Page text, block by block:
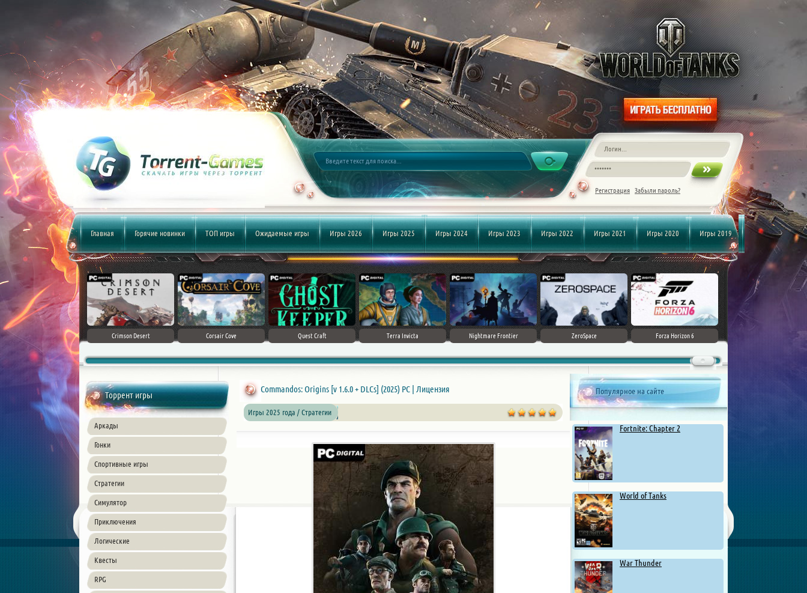
Регистрация Забыли пароль?
Главная Горячие новинки ТОП игры Ожидаемые игры Игры 2026 Игры 2025 Игры 2024 Игры 2023 Игры 2022 Игры 2021 Игры 2020 Игры 2019
Sudden Strike 5 Crimson Desert Corsair Cove Quest Craft Terra Invicta Nightmare Frontier ZeroSpace Forza Horizon 6
Торрент игры
Аркады
Гонки
Спортивные игры
Стратегии
Симулятор
Приключения
Логические
Квесты
RPG
Популярное на сайте
Fortnite: Chapter 2
World of Tanks
War Thunder
Commandos: Origins [v 1.6.0 + DLCs] (2025) PC | Лицензия
Игры 2025 года / Стратегии